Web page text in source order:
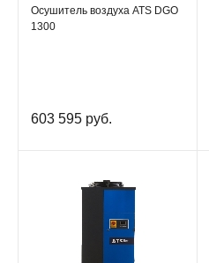
Осушитель воздуха ATS DGO
1300
603 595 руб.